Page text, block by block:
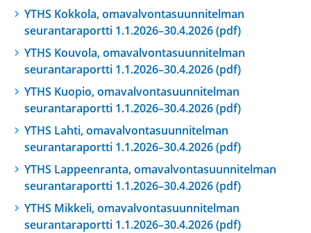
YTHS Kokkola, omavalvontasuunnitelman
seurantaraportti 1.1.2026–30.4.2026 (pdf)
YTHS Kouvola, omavalvontasuunnitelman
seurantaraportti 1.1.2026–30.4.2026 (pdf)
YTHS Kuopio, omavalvontasuunnitelman
seurantaraportti 1.1.2026–30.4.2026 (pdf)
YTHS Lahti, omavalvontasuunnitelman
seurantaraportti 1.1.2026–30.4.2026 (pdf)
YTHS Lappeenranta, omavalvontasuunnitelman
seurantaraportti 1.1.2026–30.4.2026 (pdf)
YTHS Mikkeli, omavalvontasuunnitelman
seurantaraportti 1.1.2026–30.4.2026 (pdf)